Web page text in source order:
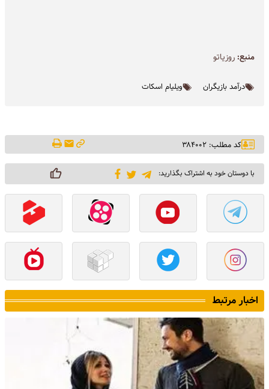
منبع:روزیاتو
درآمد بازیگران ویلیام اسکات
کد مطلب: ۳۸۴۰۰۲
با دوستان خود به اشتراک بگذارید:
اخبار مرتبط